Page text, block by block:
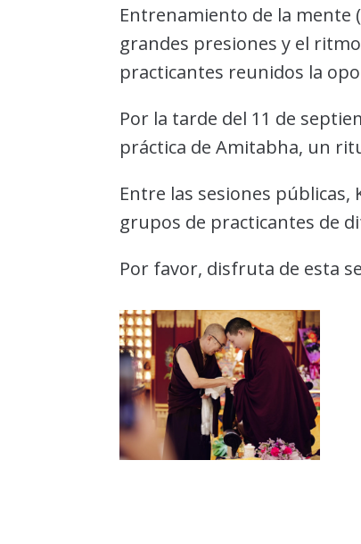
Entrenamiento de la mente
grandes presiones y el
practicantes reunidos la
Por la tarde del 11 de
práctica de Amitabha, un
Entre las sesiones
grupos de practicantes de
Por favor, disfruta de esta